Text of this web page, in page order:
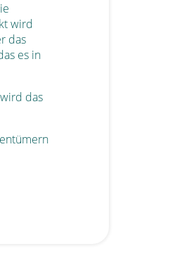
wird
das
es in
das